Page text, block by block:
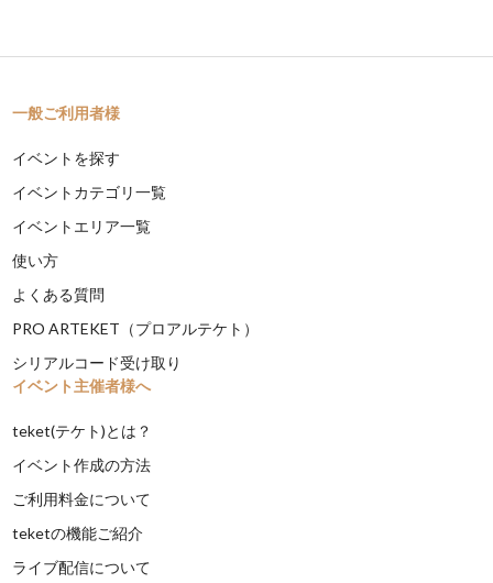
一般ご利用者様
イベントを探す
イベントカテゴリ一覧
イベントエリア一覧
使い方
よくある質問
PRO ARTEKET（プロアルテケト）
シリアルコード受け取り
イベント主催者様へ
teket(テケト)とは？
イベント作成の方法
ご利用料金について
teketの機能ご紹介
ライブ配信について